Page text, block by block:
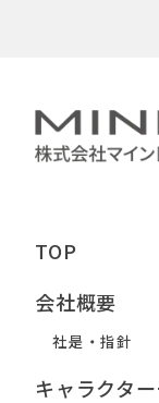
TOP
会社概要
社是・指針
キャラクタ